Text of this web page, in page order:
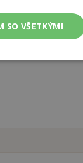
SO VŠETKÝMI